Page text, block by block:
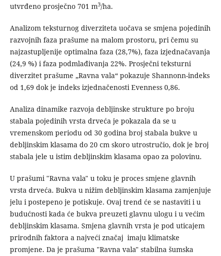
utvrđeno prosječno 701 m3/ha.
Analizom teksturnog diverziteta uočava se smjena pojedinih
razvojnih faza prašume na malom prostoru, pri čemu su
najzastupljenije optimalna faza (28,7%), faza izjednačavanja
(24,9 %) i faza podmlađivanja 22%. Prosječni teksturni
diverzitet prašume „Ravna vala“ pokazuje Shannonn-indeks
od 1,69 dok je indeks izjednačenosti Evenness 0,86.
Analiza dinamike razvoja debljinske strukture po broju
stabala pojedinih vrsta drveća je pokazala da se u
vremenskom periodu od 30 godina broj stabala bukve u
debljinskim klasama do 20 cm skoro utrostručio, dok je broj
stabala jele u istim debljinskim klasama opao za polovinu.
U prašumi "Ravna vala" u toku je proces smjene glavnih
vrsta drveća. Bukva u nižim debljinskim klasama zamjenjuje
jelu i postepeno je potiskuje. Ovaj trend će se nastaviti i u
budućnosti kada će bukva preuzeti glavnu ulogu i u većim
debljinskim klasama. Smjena glavnih vrsta je pod uticajem
prirodnih faktora a najveći značaj imaju klimatske
promjene. Da je prašuma "Ravna vala" stabilna šumska